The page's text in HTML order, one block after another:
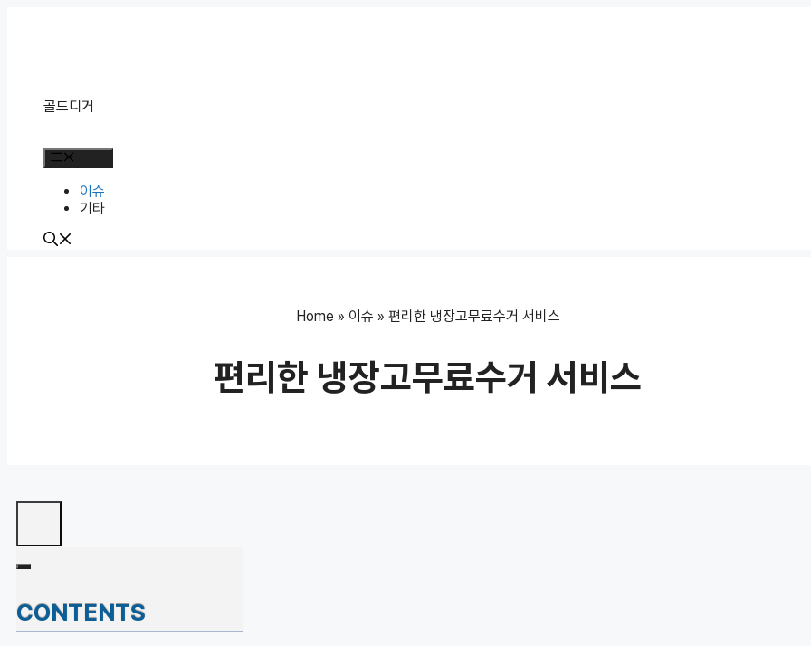
골드디거
이슈
기타
Home » 이슈 » 편리한 냉장고무료수거 서비스
편리한 냉장고무료수거 서비스
CONTENTS